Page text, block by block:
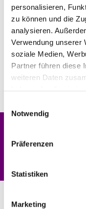
personalisieren,
zu können und die
analysieren.
Verwendung unserer
soziale Medien,
Partner führen diese
weiteren Daten
Notwendig
Präferenzen
Statistiken
Marketing
Dies könnte